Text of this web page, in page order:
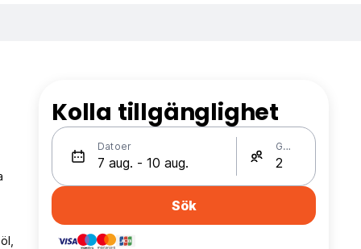
Kolla tillgänglighet
Datoer Gäster
Sök